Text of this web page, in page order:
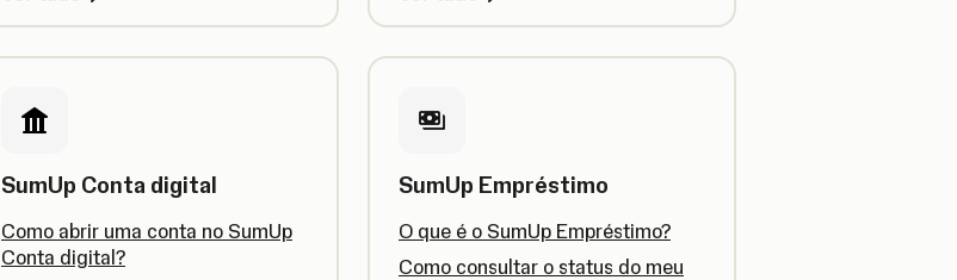
SumUp Conta digital
Como abrir uma conta no SumUp
Conta digital?
SumUp Empréstimo
O que é o SumUp Empréstimo?
Como consultar o status do meu